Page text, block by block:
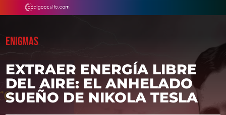
ENIGMAS
EXTRAER ENERGÍA LIBRE
DEL AIRE: EL ANHELADO
SUEÑO DE NIKOLA TESLA